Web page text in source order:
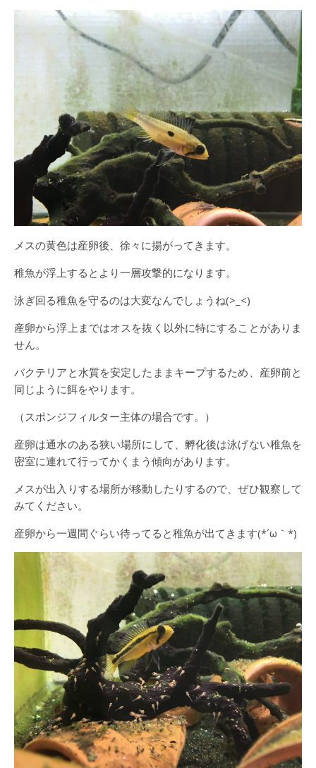
メスの黄色は産卵後、徐々に揚がってきます。
稚魚が浮上するとより一層攻撃的になります。
泳ぎ回る稚魚を守るのは大変なんでしょうね(>_<)
産卵から浮上まではオスを抜く以外に特にすることがありま
せん。
バクテリアと水質を安定したままキープするため、産卵前と
同じように餌をやります。
（スポンジフィルター主体の場合です。）
産卵は通水のある狭い場所にして、孵化後は泳げない稚魚を
密室に連れて行ってかくまう傾向があります。
メスが出入りする場所が移動したりするので、ぜひ観察して
みてください。
産卵から一週間ぐらい待ってると稚魚が出てきます(*´ω｀*)